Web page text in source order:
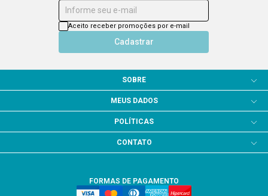
Informe seu e-mail
Cadastrar
Aceito receber promoções por e-mail
SOBRE
MEUS DADOS
POLÍTICAS
CONTATO
FORMAS DE PAGAMENTO